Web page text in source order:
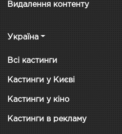
Видалення контенту
Україна
Всі кастинги
Кастинги у Києві
Кастинги у кіно
Кастинги в рекламу